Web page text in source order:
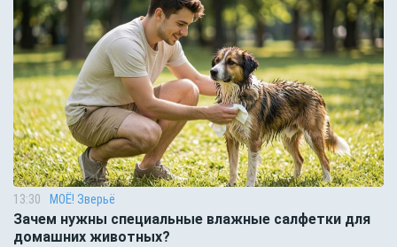
13:30 МОЁ! Зверьё
Зачем нужны специальные влажные салфетки для
домашних животных?